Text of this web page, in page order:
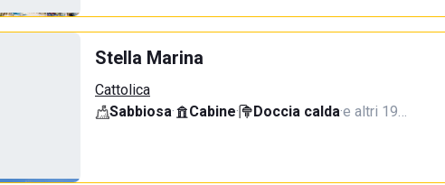
Stella Marina
Cattolica
Sabbiosa· Cabine· Doccia calda·e altri 19…